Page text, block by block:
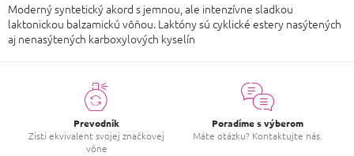
Moderný syntetický akord s jemnou, ale intenzívne sladkou
laktonickou balzamickú vôňou. Laktóny sú cyklické estery nasýtených
aj nenasýtených karboxylových kyselín
Prevodník
Zisti ekvivalent svojej značkovej
vône
Poradíme s výberom
Máte otázku? Kontaktujte nás.